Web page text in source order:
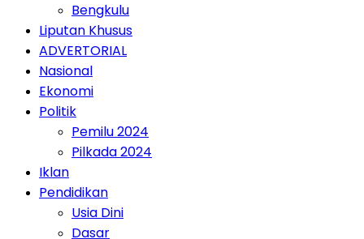
Bengkulu
Liputan Khusus
ADVERTORIAL
Nasional
Ekonomi
Politik
Pemilu 2024
Pilkada 2024
Iklan
Pendidikan
Usia Dini
Dasar